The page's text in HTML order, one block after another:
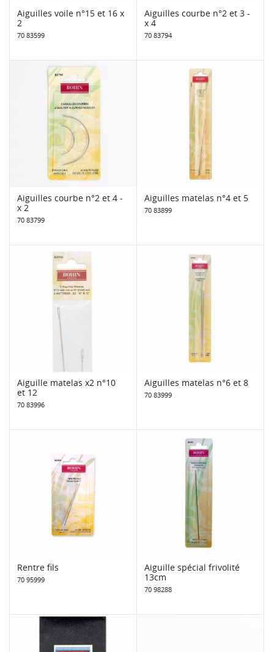
Aiguilles voile n°15 et 16 x
2
70 83599
Aiguilles courbe n°2 et 3 -
x 4
70 83794
Aiguilles courbe n°2 et 4 -
x 2
70 83799
Aiguilles matelas n°4 et 5
70 83899
Aiguille matelas x2 n°10
et 12
70 83996
Aiguilles matelas n°6 et 8
70 83999
Rentre fils
70 95999
Aiguille spécial frivolité
13cm
70 98288